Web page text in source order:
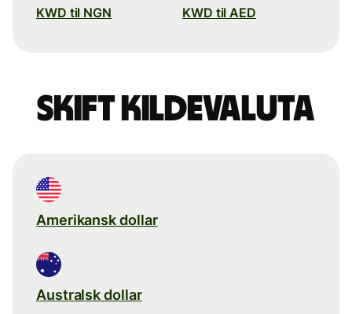
KWD til NGN KWD til AED
Skift kildevaluta
Amerikansk dollar
Australsk dollar